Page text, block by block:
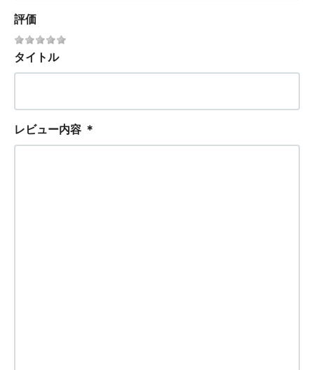
評価
タイトル
レビュー内容 ＊